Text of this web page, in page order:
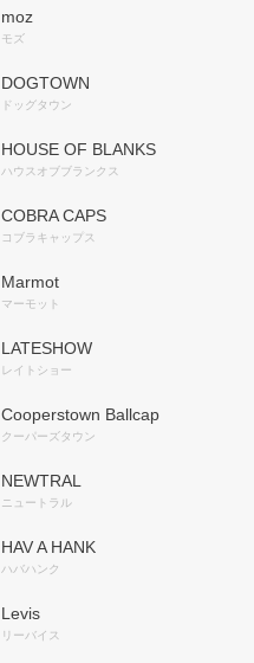
moz
モズ
DOGTOWN
ドッグタウン
HOUSE OF BLANKS
ハウスオブブランクス
COBRA CAPS
コブラキャップス
Marmot
マーモット
LATESHOW
レイトショー
Cooperstown Ballcap
クーパーズタウン
NEWTRAL
ニュートラル
HAV A HANK
ハバハンク
Levis
リーバイス